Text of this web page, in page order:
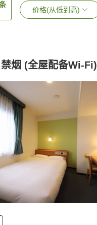
价格(从低到高)
烟 (全屋配备Wi-Fi)